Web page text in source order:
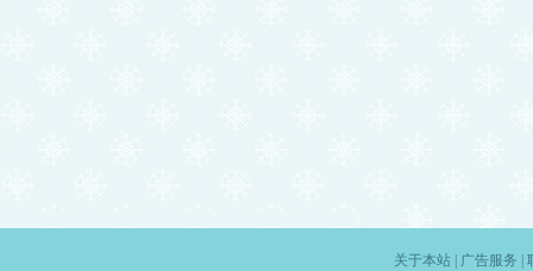
关于本站| 广告服务